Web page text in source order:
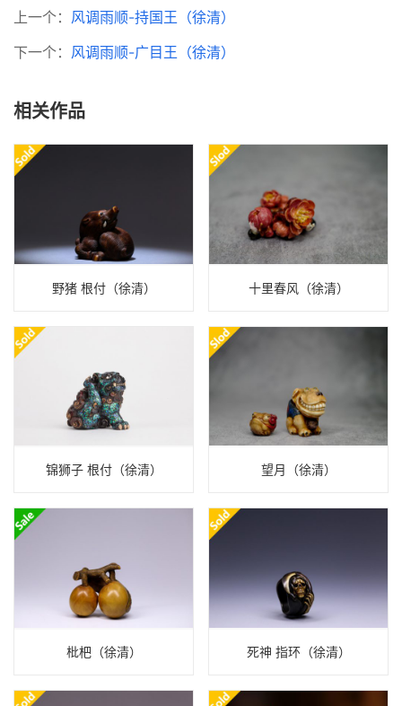
上一个： 风调雨顺-持国王（徐清）
下一个： 风调雨顺-广目王（徐清）
相关作品
野猪 根付（徐清） 十里春风（徐清）
锦狮子 根付（徐清） 望月（徐清）
枇杷（徐清） 死神 指环（徐清）